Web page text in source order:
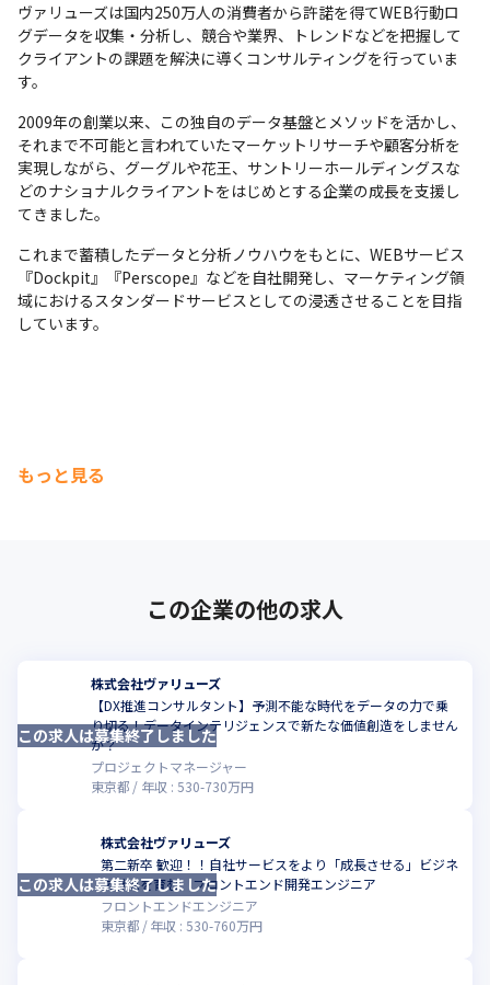
ヴァリューズは国内250万人の消費者から許諾を得てWEB行動ロ
グデータを収集・分析し、競合や業界、トレンドなどを把握して
クライアントの課題を解決に導くコンサルティングを行っていま
す。
2009年の創業以来、この独自のデータ基盤とメソッドを活かし、
それまで不可能と言われていたマーケットリサーチや顧客分析を
実現しながら、グーグルや花王、サントリーホールディングスな
どのナショナルクライアントをはじめとする企業の成長を支援し
てきました。
これまで蓄積したデータと分析ノウハウをもとに、WEBサービス
『Dockpit』『Perscope』などを自社開発し、マーケティング領
域におけるスタンダードサービスとしての浸透させることを目指
しています。
もっと見る
この企業の他の求人
株式会社ヴァリューズ
【DX推進コンサルタント】予測不能な時代をデータの力で乗
り切る！データインテリジェンスで新たな価値創造をしません
か？
プロジェクトマネージャー
東京都
年収 : 530-730万円
この求人は募集終了しました
株式会社ヴァリューズ
第二新卒 歓迎！！自社サービスをより「成長させる」ビジネ
ス視点を育む フロントエンド開発エンジニア
フロントエンドエンジニア
東京都
年収 :530-760万円
この求人は募集終了しました